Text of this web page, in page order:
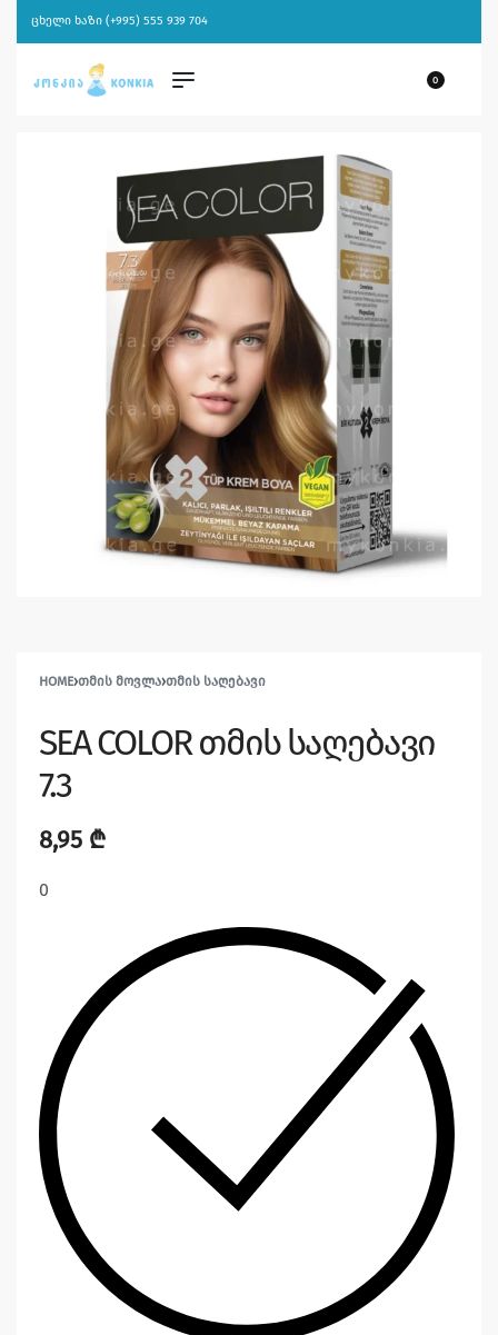
ცხელი ხაზი (+995) 555 939 704
0
HOME›ᲗᲛᲘᲡ ᲛᲝᲕᲚᲐ›ᲗᲛᲘᲡ ᲡᲐᲦᲔᲑᲐᲕᲘ
SEA COLOR თმის საღებავი
7.3
8,95 ₾
0